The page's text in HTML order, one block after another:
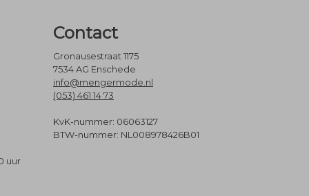
uur
Contact
Gronausestraat 1175
7534 AG Enschede
info@mengermode.nl
(053) 461 14 73
KvK-nummer: 06063127
BTW-nummer: NL008978426B01